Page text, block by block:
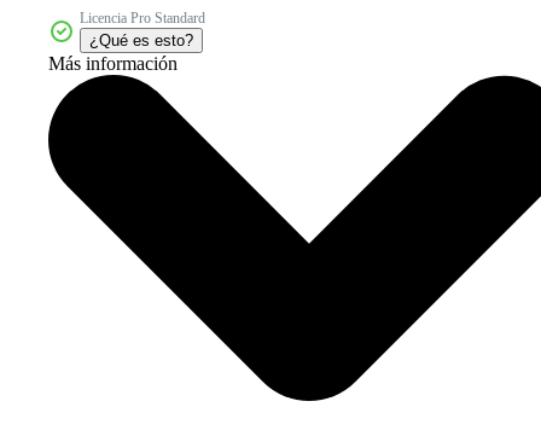
Licencia Pro Standard
¿Qué es esto?
Más información